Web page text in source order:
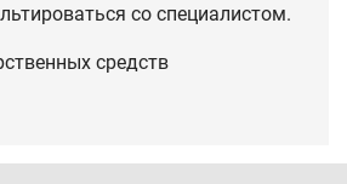
со специалистом.
средств